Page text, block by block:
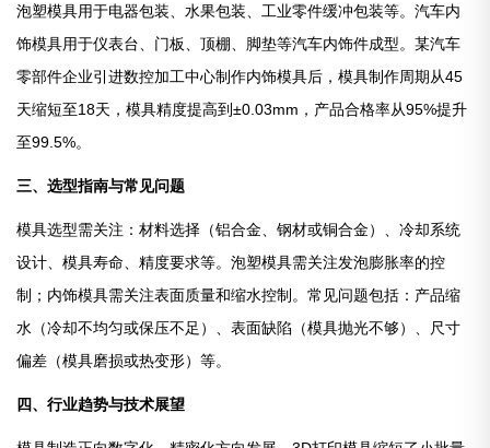
泡塑模具用于电器包装、水果包装、工业零件缓冲包装等。汽车内
饰模具用于仪表台、门板、顶棚、脚垫等汽车内饰件成型。某汽车
零部件企业引进数控加工中心制作内饰模具后，模具制作周期从45
天缩短至18天，模具精度提高到±0.03mm，产品合格率从95%提升
至99.5%。
三、选型指南与常见问题
模具选型需关注：材料选择（铝合金、钢材或铜合金）、冷却系统
设计、模具寿命、精度要求等。泡塑模具需关注发泡膨胀率的控
制；内饰模具需关注表面质量和缩水控制。常见问题包括：产品缩
水（冷却不均匀或保压不足）、表面缺陷（模具抛光不够）、尺寸
偏差（模具磨损或热变形）等。
四、行业趋势与技术展望